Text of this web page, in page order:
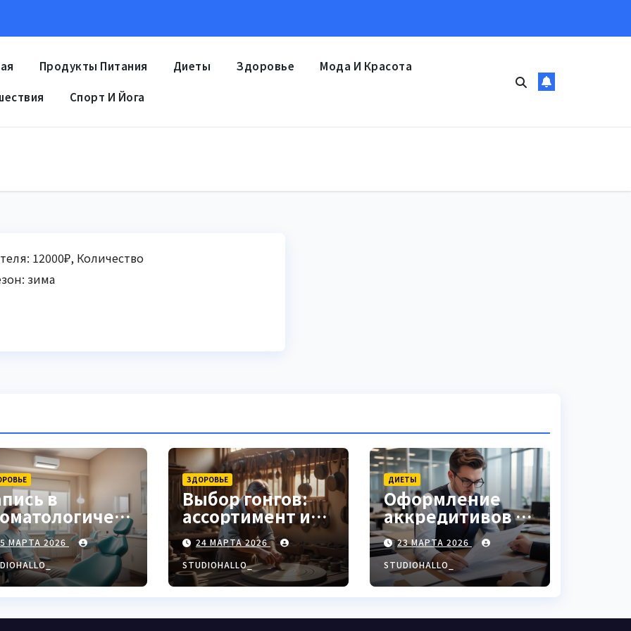
Продукты Питания Диеты Здоровье Мода И Красота
Спорт И Йога
12000₽, Количество
зима
в
клинику
МАРТА 2026
ЗДОРОВЬЕ
Выбор гонгов:
ассортимент и
характеристики
24 МАРТА 2026
STUDIOHALLO_
ДИЕТЫ
Оформление
аккредитивов в
международной
торговле
23 МАРТА 2026
STUDIOHALLO_